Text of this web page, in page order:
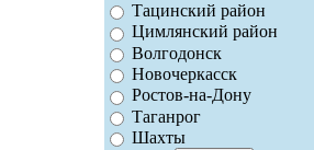
Тацинский район
Цимлянский район
Волгодонск
Новочеркасск
Ростов-на-Дону
Таганрог
Шахты